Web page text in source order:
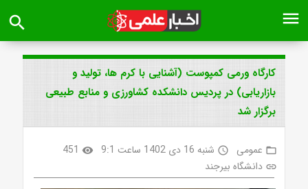
menu
search
کارگاه ورمی کمپوست (آشنایی با کرم ها، تولید و
بازاریابی) در پردیس دانشکده کشاورزی و منابع طبیعی
برگزار شد
folder_open عمومی access_time شنبه 16 دی 1402 ساعت 9:1 visibility
451
link دانشگاه بیرجند